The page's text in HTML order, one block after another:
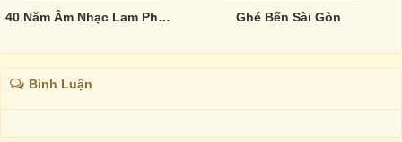
40 Năm Âm Nhạc Lam Phương 2 Ghé Bến Sài Gòn
Bình Luận